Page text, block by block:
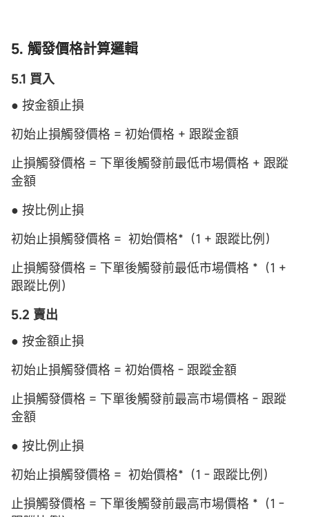
5. 觸發價格計算邏輯
5.1 買入
● 按金額止損
初始止損觸發價格 = 初始價格 + 跟蹤金額
止損觸發價格 = 下單後觸發前最低市場價格 + 跟蹤
金額
● 按比例止損
初始止損觸發價格 = 初始價格*（1 + 跟蹤比例）
止損觸發價格 = 下單後觸發前最低市場價格 *（1 +
跟蹤比例）
5.2 賣出
● 按金額止損
初始止損觸發價格 = 初始價格 - 跟蹤金額
止損觸發價格 = 下單後觸發前最高市場價格 - 跟蹤
金額
● 按比例止損
初始止損觸發價格 = 初始價格*（1 - 跟蹤比例）
止損觸發價格 = 下單後觸發前最高市場價格 *（1 -